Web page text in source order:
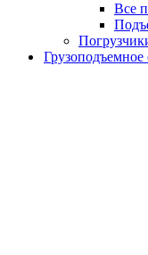
Все
Грузоподъемное